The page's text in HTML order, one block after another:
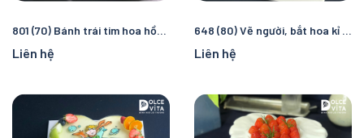
801 (70) Bánh trái tim hoa hồng xoắn đỏ
Liên hệ
648 (80) Vẽ người, bắt hoa kỉ niệm ngày cưới
Liên hệ